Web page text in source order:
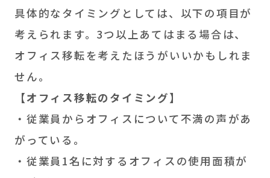
具体的なタイミングとしては、以下の項目が
考えられます。3つ以上あてはまる場合は、
オフィス移転を考えたほうがいいかもしれま
せん。
【オフィス移転のタイミング】
・従業員からオフィスについて不満の声があ
がっている。
・従業員1名に対するオフィスの使用面積が